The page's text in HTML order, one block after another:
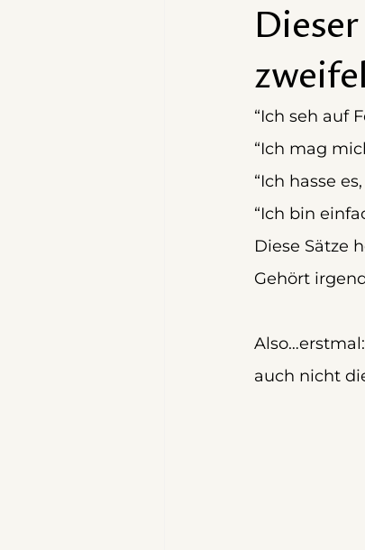
“Ich seh auf
“Ich mag
“Ich hasse
“Ich bin
Diese Sätze
Gehört
auch nicht